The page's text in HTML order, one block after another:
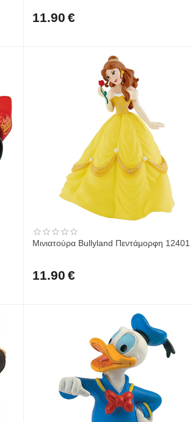
11.90 €
Μινιατούρα Bullyland Πεντάμορφη 12401
11.90 €